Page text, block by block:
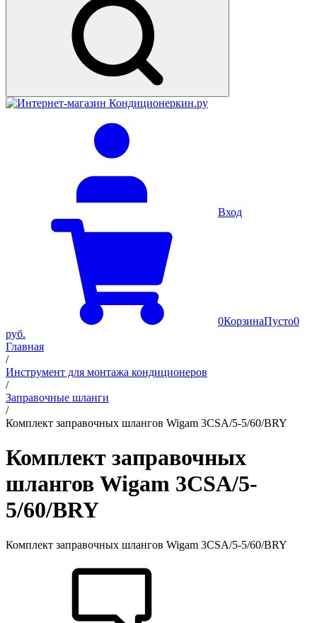
Вход
0КорзинаПусто0
руб.
Главная
/
Инструмент для монтажа кондиционеров
/
Заправочные шланги
/
Комплект заправочных шлангов Wigam 3CSA/5-5/60/BRY
Комплект заправочных
шлангов Wigam 3CSA/5-
5/60/BRY
Комплект заправочных шлангов Wigam 3CSA/5-5/60/BRY